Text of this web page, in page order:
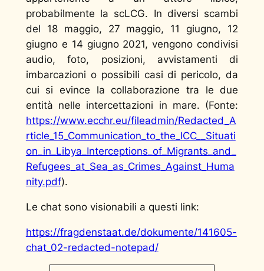
probabilmente la scLCG. In diversi scambi
del 18 maggio, 27 maggio, 11 giugno, 12
giugno e 14 giugno 2021, vengono condivisi
audio, foto, posizioni, avvistamenti di
imbarcazioni o possibili casi di pericolo, da
cui si evince la collaborazione tra le due
entità nelle intercettazioni in mare. (Fonte:
https://www.ecchr.eu/fileadmin/Redacted_A
rticle_15_Communication_to_the_ICC__Situati
on_in_Libya_Interceptions_of_Migrants_and_
Refugees_at_Sea_as_Crimes_Against_Huma
nity.pdf).
Le chat sono visionabili a questi link:
https://fragdenstaat.de/dokumente/141605-
chat_02-redacted-notepad/